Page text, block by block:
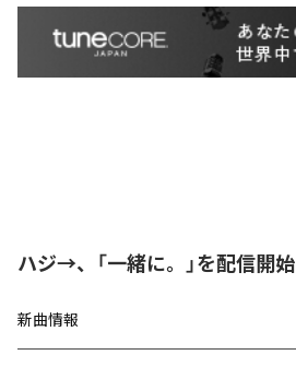
ハジ→、「一緒に。」を配信開始
新曲情報